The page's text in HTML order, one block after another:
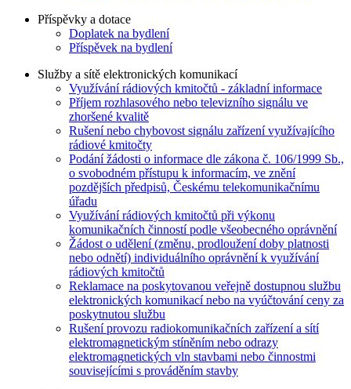
Příspěvky a dotace
Doplatek na bydlení
Příspěvek na bydlení
Služby a sítě elektronických komunikací
Využívání rádiových kmitočtů - základní informace
Příjem rozhlasového nebo televizního signálu ve
zhoršené kvalitě
Rušení nebo chybovost signálu zařízení využívajícího
rádiové kmitočty
Podání žádosti o informace dle zákona č. 106/1999 Sb.,
o svobodném přístupu k informacím, ve znění
pozdějších předpisů, Českému telekomunikačnímu
úřadu
Využívání rádiových kmitočtů při výkonu
komunikačních činností podle všeobecného oprávnění
Žádost o udělení (změnu, prodloužení doby platnosti
nebo odnětí) individuálního oprávnění k využívání
rádiových kmitočtů
Reklamace na poskytovanou veřejně dostupnou službu
elektronických komunikací nebo na vyúčtování ceny za
poskytnutou službu
Rušení provozu radiokomunikačních zařízení a sítí
elektromagnetickým stíněním nebo odrazy
elektromagnetických vln stavbami nebo činnostmi
souvisejícími s prováděním stavby